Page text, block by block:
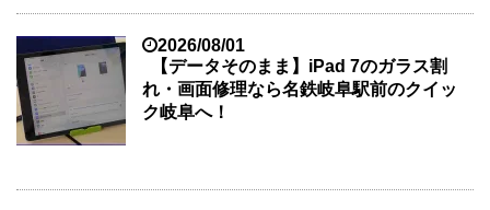
2026/08/01
【データそのまま】iPad 7のガラス割
れ・画面修理なら名鉄岐阜駅前のクイッ
ク岐阜へ！